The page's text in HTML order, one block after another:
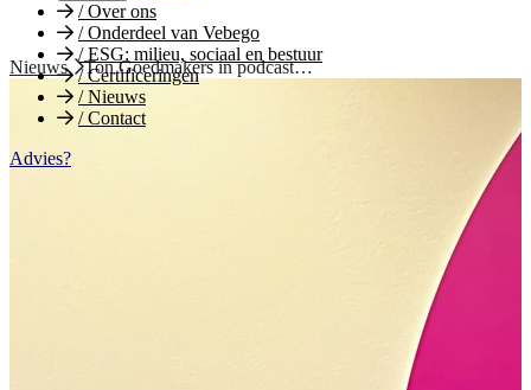
/Over ons
/Onderdeel van Vebego
/ESG: milieu, sociaal en bestuur
/Certificeringen
/Nieuws
/Contact
Advies?
Nieuws Ton Goedmakers in podcast…